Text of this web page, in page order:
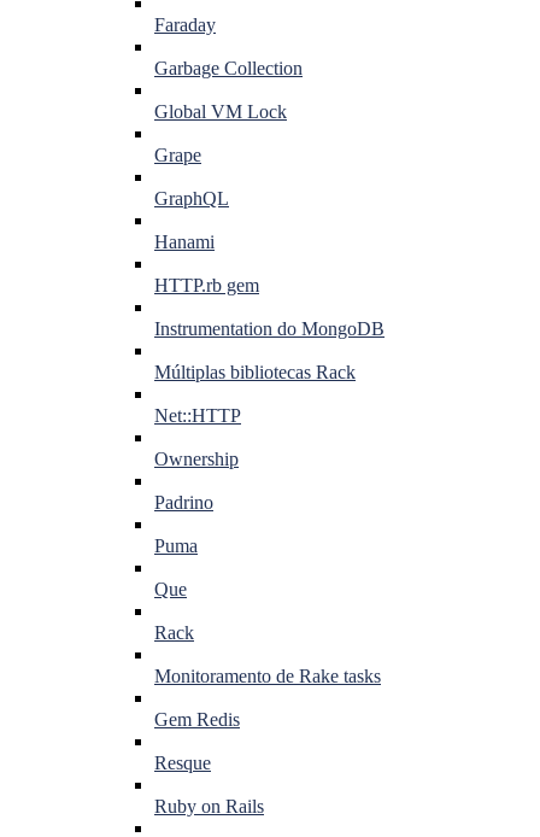
Faraday
Garbage Collection
Global VM Lock
Grape
GraphQL
Hanami
HTTP.rb gem
Instrumentation do MongoDB
Múltiplas bibliotecas Rack
Net::HTTP
Ownership
Padrino
Puma
Que
Rack
Monitoramento de Rake tasks
Gem Redis
Resque
Ruby on Rails